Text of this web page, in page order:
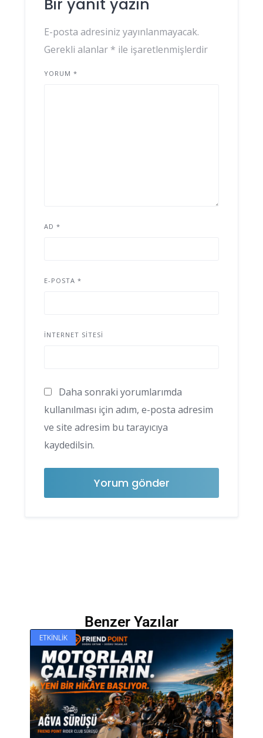
Bir yanıt yazın
E-posta adresiniz yayınlanmayacak.
Gerekli alanlar * ile işaretlenmişlerdir
YORUM *
AD *
E-POSTA *
İNTERNET SITESI
Daha sonraki yorumlarımda
kullanılması için adım, e-posta adresim
ve site adresim bu tarayıcıya
kaydedilsin.
Benzer Yazılar
ETKINLIK